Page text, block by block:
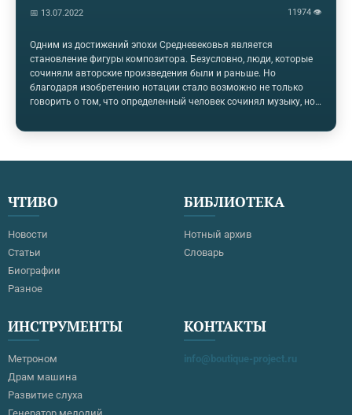
📅 13.07.2022 11974 👁
Одним из достижений эпохи Средневековья является
становление фигуры композитора. Безусловно, люди, которые
сочиняли авторские произведения были и раньше. Но
благодаря изобретению нотации стало возможно не только
говорить о том, что определенный человек сочинял музыку, но
исполнять их. Познакомимся с первыми композиторами в
настоятельницей бенедиктинского монастыря. Как и многие…
ЧТИВО
Новости
Статьи
Биографии
Разное
БИБЛИОТЕКА
Нотный архив
Словарь
ИНСТРУМЕНТЫ
Метроном
Драм машина
Развитие слуха
КОНТАКТЫ
info@boutique-project.ru